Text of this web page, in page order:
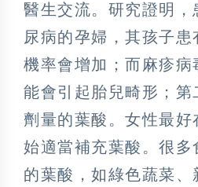
醫生交流。研究證明，
尿病的孕婦，其孩子
機率會增加；而麻疹
能會引起胎兒畸形；第
劑量的葉酸。女性最好
始適當補充葉酸。很多
的葉酸，如綠色蔬菜